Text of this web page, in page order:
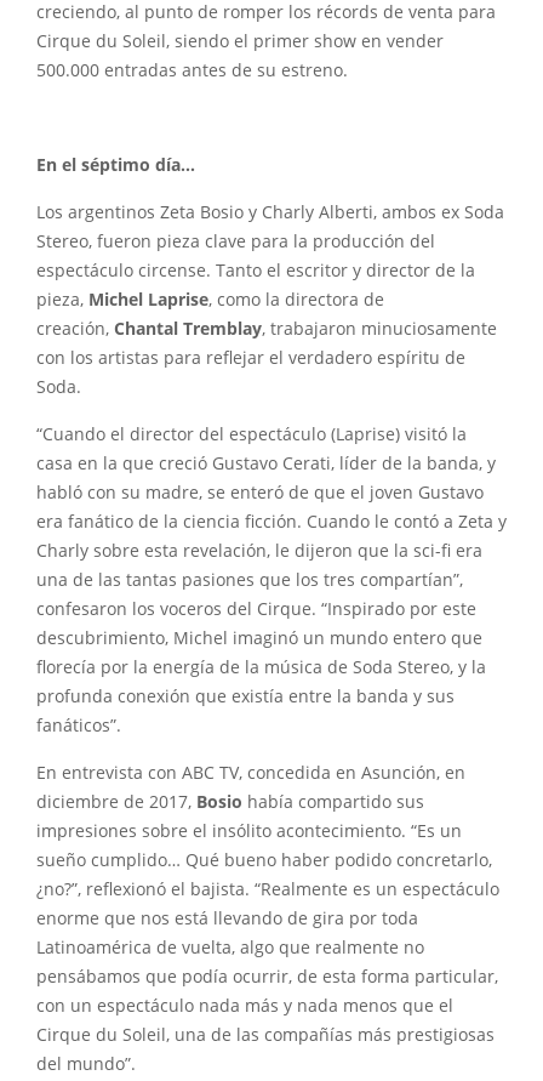
creciendo, al punto de romper los récords de venta para
Cirque du Soleil, siendo el primer show en vender
500.000 entradas antes de su estreno.
En el séptimo día…
Los argentinos Zeta Bosio y Charly Alberti, ambos ex Soda
Stereo, fueron pieza clave para la producción del
espectáculo circense. Tanto el escritor y director de la
pieza, Michel Laprise, como la directora de
creación, Chantal Tremblay, trabajaron minuciosamente
con los artistas para reflejar el verdadero espíritu de
Soda.
“Cuando el director del espectáculo (Laprise) visitó la
casa en la que creció Gustavo Cerati, líder de la banda, y
habló con su madre, se enteró de que el joven Gustavo
era fanático de la ciencia ficción. Cuando le contó a Zeta y
Charly sobre esta revelación, le dijeron que la sci-fi era
una de las tantas pasiones que los tres compartían”,
confesaron los voceros del Cirque. “Inspirado por este
descubrimiento, Michel imaginó un mundo entero que
florecía por la energía de la música de Soda Stereo, y la
profunda conexión que existía entre la banda y sus
fanáticos”.
En entrevista con ABC TV, concedida en Asunción, en
diciembre de 2017, Bosio había compartido sus
impresiones sobre el insólito acontecimiento. “Es un
sueño cumplido… Qué bueno haber podido concretarlo,
¿no?”, reflexionó el bajista. “Realmente es un espectáculo
enorme que nos está llevando de gira por toda
Latinoamérica de vuelta, algo que realmente no
pensábamos que podía ocurrir, de esta forma particular,
con un espectáculo nada más y nada menos que el
Cirque du Soleil, una de las compañías más prestigiosas
del mundo”.